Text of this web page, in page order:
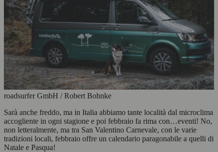
roadsurfer GmbH / Robert Bohnke
Sarà anche freddo, ma in Italia abbiamo tante località dal microclima
accogliente in ogni stagione e poi febbraio fa rima con…eventi! No,
non letteralmente, ma tra San Valentino Carnevale, con le varie
tradizioni locali, febbraio offre un calendario paragonabile a quelli di
Natale e Pasqua!